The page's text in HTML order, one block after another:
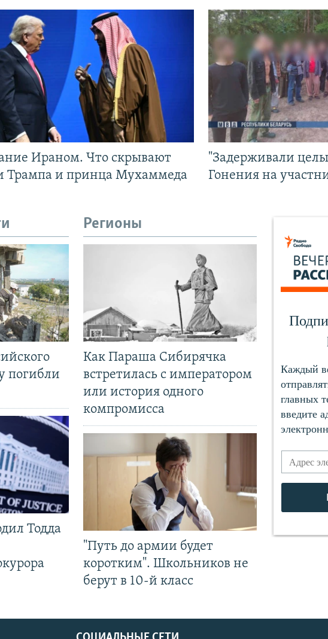
Ираном. Что скрывают
Трампа и принца Мухаммеда
"Задерживали
Гонения на
погибли
Тодда
Регионы
Как Параша Сибирячка
встретилась с императором
или история одного
компромисса
"Путь до армии будет
коротким". Школьников не
берут в 10-й класс